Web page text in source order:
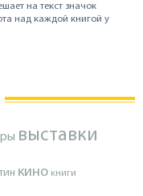
на текст значок
над каждой книгой у
выставки
кино книги